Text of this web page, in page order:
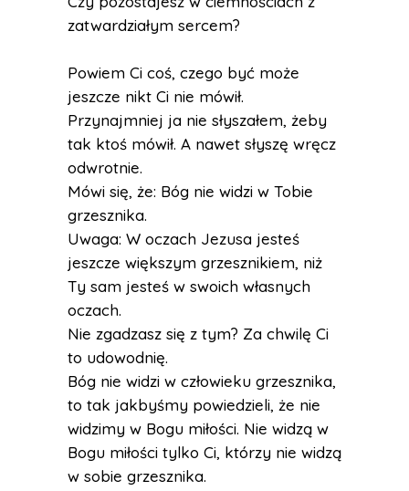
zatwardziałym sercem?
Powiem Ci coś, czego być może
jeszcze nikt Ci nie mówił.
Przynajmniej ja nie słyszałem, żeby
tak ktoś mówił. A nawet słyszę wręcz
odwrotnie.
Mówi się, że: Bóg nie widzi w Tobie
grzesznika.
Uwaga: W oczach Jezusa jesteś
jeszcze większym grzesznikiem, niż
Ty sam jesteś w swoich własnych
oczach.
Nie zgadzasz się z tym? Za chwilę Ci
to udowodnię.
Bóg nie widzi w człowieku grzesznika,
to tak jakbyśmy powiedzieli, że nie
widzimy w Bogu miłości. Nie widzą w
Bogu miłości tylko Ci, którzy nie widzą
w sobie grzesznika.